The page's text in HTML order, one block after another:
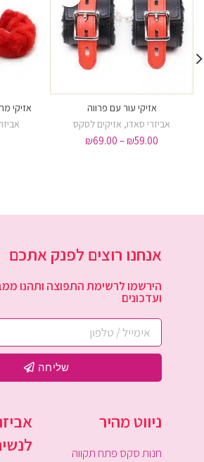
אזיקי עור עם פרווה
אביזרי סאדו, אזיקים לסקס
₪59.00
–
₪69.00
אזיקי
אנחנו רוצים לפנק אתכם
הירשמו לרשימת התפוצה ותהנו
ועדכונים
שליחה
ניווט מהיר
חנות סקס פתח תקווה